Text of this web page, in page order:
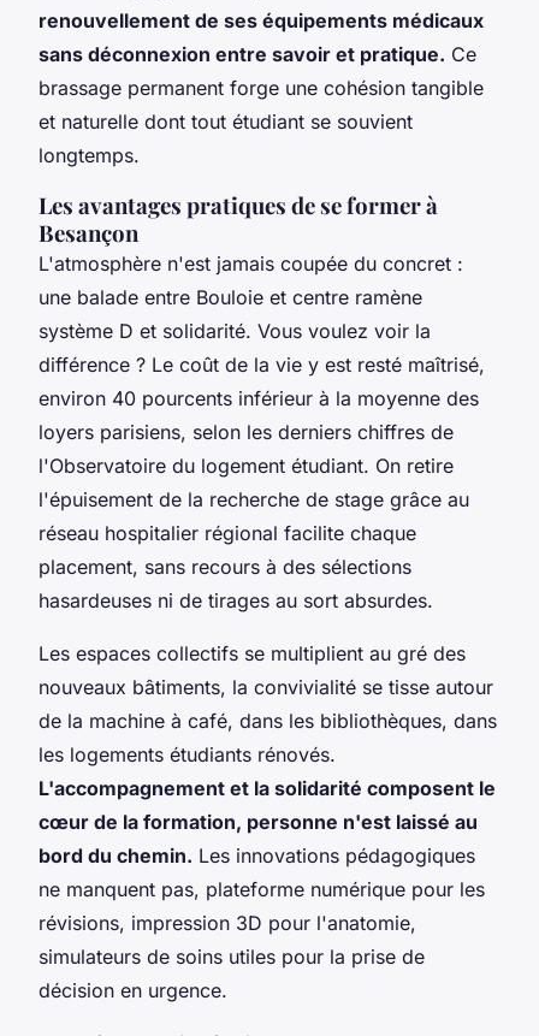
renouvellement de ses équipements médicaux
sans déconnexion entre savoir et pratique. Ce
brassage permanent forge une cohésion tangible
et naturelle dont tout étudiant se souvient
longtemps.
Les avantages pratiques de se former à
Besançon
L'atmosphère n'est jamais coupée du concret :
une balade entre Bouloie et centre ramène
système D et solidarité. Vous voulez voir la
différence ? Le coût de la vie y est resté maîtrisé,
environ 40 pourcents inférieur à la moyenne des
loyers parisiens, selon les derniers chiffres de
l'Observatoire du logement étudiant. On retire
l'épuisement de la recherche de stage grâce au
réseau hospitalier régional facilite chaque
placement, sans recours à des sélections
hasardeuses ni de tirages au sort absurdes.
Les espaces collectifs se multiplient au gré des
nouveaux bâtiments, la convivialité se tisse autour
de la machine à café, dans les bibliothèques, dans
les logements étudiants rénovés.
L'accompagnement et la solidarité composent le
cœur de la formation, personne n'est laissé au
bord du chemin. Les innovations pédagogiques
ne manquent pas, plateforme numérique pour les
révisions, impression 3D pour l'anatomie,
simulateurs de soins utiles pour la prise de
décision en urgence.